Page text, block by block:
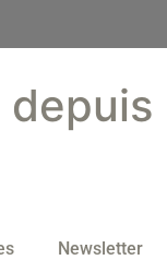
Newsletter